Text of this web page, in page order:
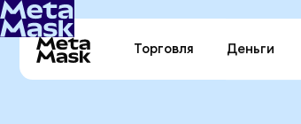
Торговля Деньги